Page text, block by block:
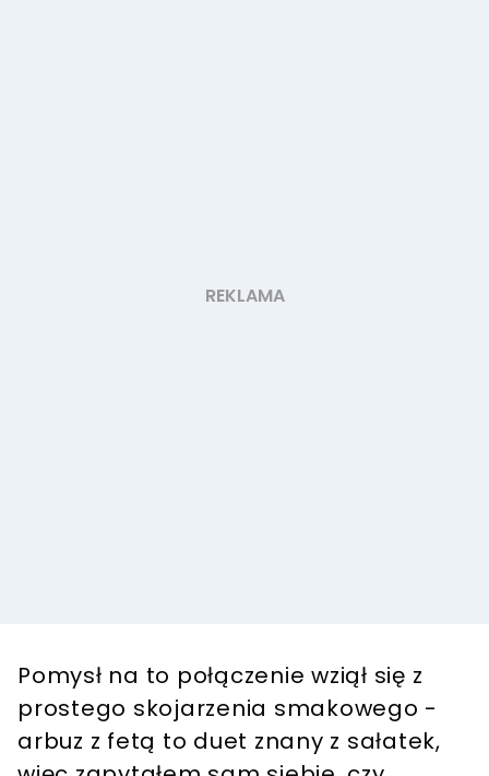
Pomysł na to połączenie wziął się z
prostego skojarzenia smakowego -
arbuz z fetą to duet znany z sałatek,